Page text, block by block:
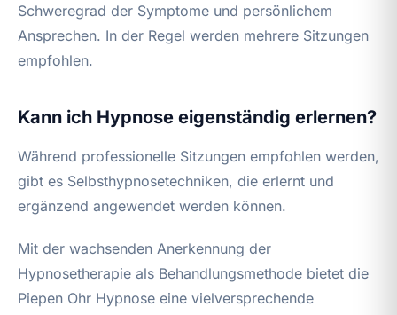
Schweregrad der Symptome und persönlichem
Ansprechen. In der Regel werden mehrere Sitzungen
empfohlen.
Kann ich Hypnose eigenständig erlernen?
Während professionelle Sitzungen empfohlen werden,
gibt es Selbsthypnosetechniken, die erlernt und
ergänzend angewendet werden können.
Mit der wachsenden Anerkennung der
Hypnosetherapie als Behandlungsmethode bietet die
Piepen Ohr Hypnose eine vielversprechende